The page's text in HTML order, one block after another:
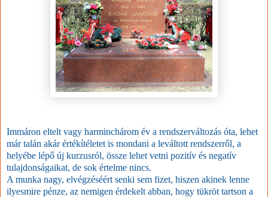
Immáron eltelt vagy harminchárom év a rendszerváltozás óta, lehet
már talán akár értékítéletet is mondani a leváltott rendszerről, a
helyébe lépő új kurzusról, össze lehet vetni pozitív és negatív
tulajdonságaikat, de sok értelme nincs.
A munka nagy, elvégzéséért senki sem fizet, hiszen akinek lenne
ilyesmire pénze, az nemigen érdekelt abban, hogy tükröt tartson a